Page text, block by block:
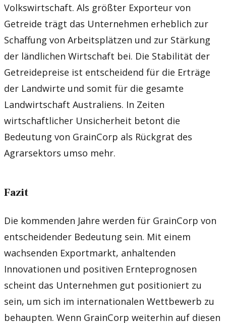
Volkswirtschaft. Als größter Exporteur von
Getreide trägt das Unternehmen erheblich zur
Schaffung von Arbeitsplätzen und zur Stärkung
der ländlichen Wirtschaft bei. Die Stabilität der
Getreidepreise ist entscheidend für die Erträge
der Landwirte und somit für die gesamte
Landwirtschaft Australiens. In Zeiten
wirtschaftlicher Unsicherheit betont die
Bedeutung von GrainCorp als Rückgrat des
Agrarsektors umso mehr.
Fazit
Die kommenden Jahre werden für GrainCorp von
entscheidender Bedeutung sein. Mit einem
wachsenden Exportmarkt, anhaltenden
Innovationen und positiven Ernteprognosen
scheint das Unternehmen gut positioniert zu
sein, um sich im internationalen Wettbewerb zu
behaupten. Wenn GrainCorp weiterhin auf diesen